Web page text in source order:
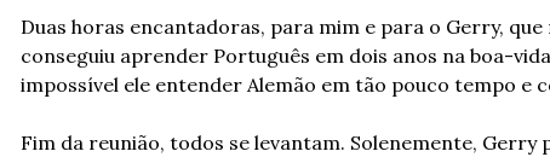
Duas horas encantadoras, para mim e para o Gerry, que
conseguiu aprender Português em dois anos na boa-
impossível ele entender Alemão em tão pouco tempo e
Fim da reunião, todos se levantam. Solenemente,